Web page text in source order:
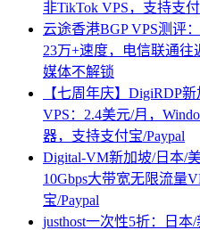
非TikTok VPS，支持支付
云途香港BGP VPS测评
23万+速度，电信联通
媒体不解锁
【七周年庆】DigiRDP
VPS：2.4美元/月，
器，支持支付宝/Paypal
Digital-VM新加坡/日本/
10Gbps大带宽无限流量
宝/Paypal
justhost一次性5折：日